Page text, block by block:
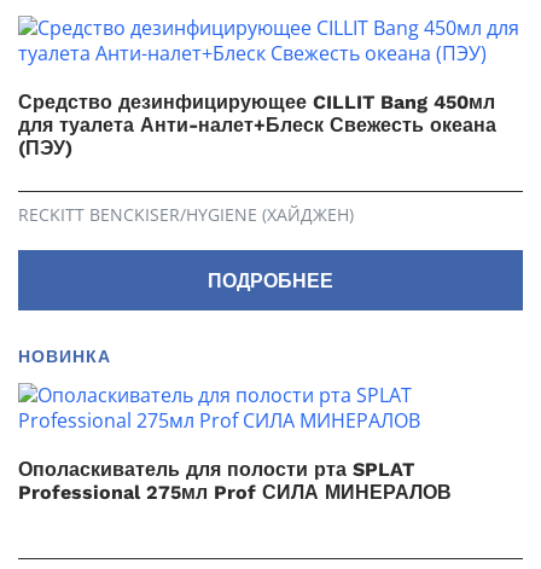
Средство дезинфицирующее CILLIT Bang 450мл
для туалета Анти-налет+Блеск Свежесть океана
(ПЭУ)
RECKITT BENCKISER/HYGIENE (ХАЙДЖЕН)
ПОДРОБНЕЕ
НОВИНКА
Ополаскиватель для полости рта SPLAT
Professional 275мл Prof СИЛА МИНЕРАЛОВ